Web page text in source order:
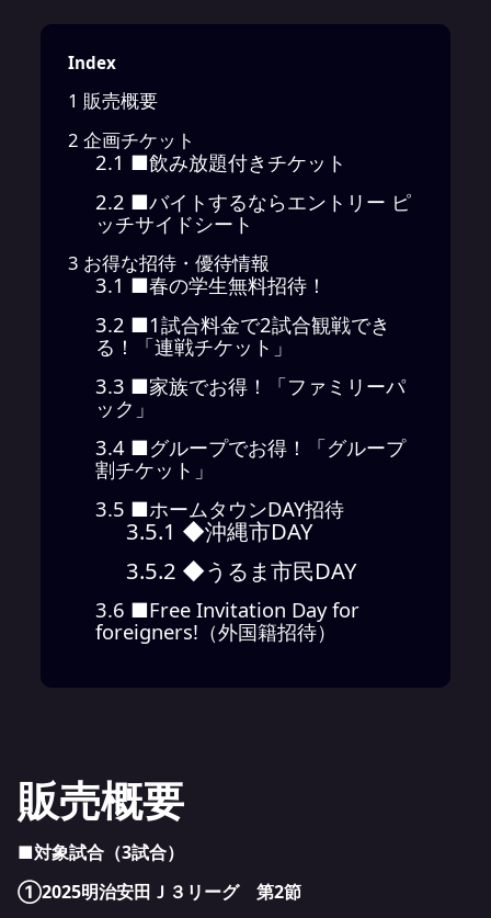
Index
1 販売概要
2 企画チケット
2.1 ■飲み放題付きチケット
2.2 ■バイトするならエントリー ピ
ッチサイドシート
3 お得な招待・優待情報
3.1 ■春の学生無料招待！
3.2 ■1試合料金で2試合観戦でき
る！「連戦チケット」
3.3 ■家族でお得！「ファミリーパ
ック」
3.4 ■グループでお得！「グループ
割チケット」
3.5 ■ホームタウンDAY招待
3.5.1 ◆沖縄市DAY
3.5.2 ◆うるま市民DAY
3.6 ■Free Invitation Day for
foreigners!（外国籍招待）
販売概要
■対象試合（3試合）
①2025明治安田Ｊ３リーグ 第2節